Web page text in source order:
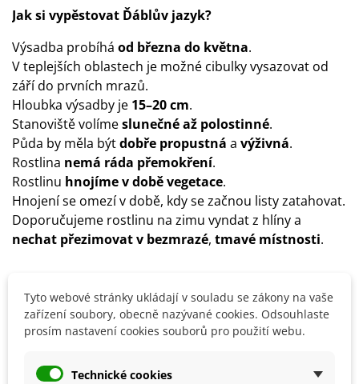
Jak si vypěstovat Ďáblův jazyk?
Výsadba probíhá od března do května.
V teplejších oblastech je možné cibulky vysazovat od
září do prvních mrazů.
Hloubka výsadby je 15–20 cm.
Stanoviště volímeslunečné až polostinné.
Půda by měla býtdobře propustná a výživná.
Rostlina nemá ráda přemokření.
Rostlinu hnojíme v době vegetace.
Hnojení se omezí v době, kdy se začnou listy zatahovat.
Doporučujeme rostlinu na zimu vyndat z hlíny a
nechat přezimovat v bezmrazé, tmavé místnosti.
Detaily produktu
Tyto webové stránky ukládají v souladu se zákony na vaše
zařízení soubory, obecně nazývané cookies. Odsouhlaste
prosím nastavení cookies souborů pro použití webu.
Technické cookies